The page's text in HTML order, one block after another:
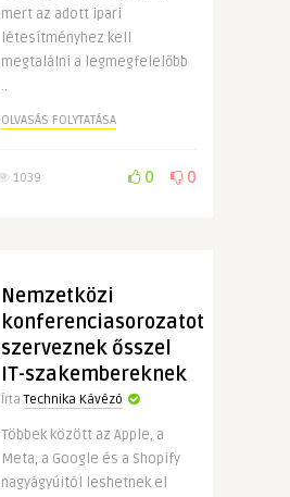
mert az adott ipari
létesítményhez kell
megtalálni a legmegfelelőbb
..
OLVASÁS FOLYTATÁSA
1039 0 0
Nemzetközi
konferenciasorozatot
szerveznek ősszel
IT-szakembereknek
ÍrtaTechnika Kávézó
Többek között az Apple, a
Meta, a Google és a Shopify
nagyágyúitól leshetnek el